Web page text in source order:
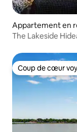
Appartement en
The Lakeside
Coup de cœur
Coup de cœur